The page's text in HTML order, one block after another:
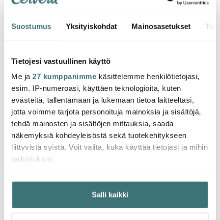
Suostumus Yksityiskohdat Mainosasetukset
Tietojesi vastuullinen käyttö
Me ja 27 kumppanimme käsittelemme henkilötietojasi,
esim. IP-numeroasi, käyttäen teknologioita, kuten
evästeitä, tallentamaan ja lukemaan tietoa laitteeltasi,
jotta voimme tarjota personoituja mainoksia ja sisältöjä,
tehdä mainosten ja sisältöjen mittauksia, saada
näkemyksiä kohdeyleisöstä sekä tuotekehitykseen
liittyvistä syistä. Voit valita, kuka käyttää tietojasi ja mihin
tarkoituksiin.
Jos sallit, haluamme myös tehdä seuraavia:
Kerätä tietoja maantieteellisestä sijainnistasi,
mahdollisesti muutaman metrin tarkkuudella
Salli kaikki
Iittala
cl 4 kpl
61.75 € 95.00 €
Saatavilla
cl 4 kpl
61.75 € 95.00 €
Saatavilla
Saatat pitää myös näistä